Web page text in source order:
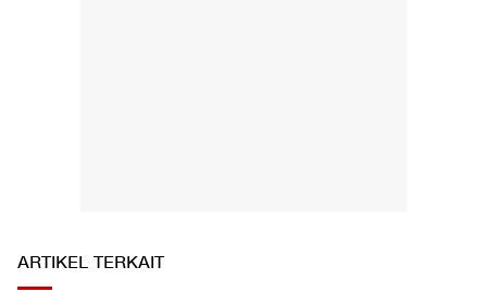
ARTIKEL TERKAIT